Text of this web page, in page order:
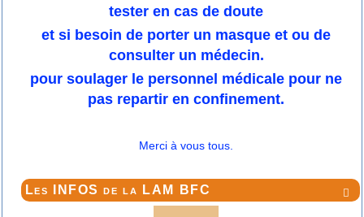
tester en cas de doute
et si besoin de porter un masque et ou de
consulter un médecin.
pour soulager le personnel médicale pour ne
pas repartir en confinement.
Merci à vous tous.

Les INFOS de la LAM BFC